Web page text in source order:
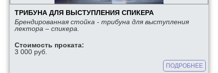
ТРИБУНА ДЛЯ ВЫСТУПЛЕНИЯ СПИКЕРА
Брендированная стойка - трибуна для выступления
лектора – спикера.
Стоимость проката:
3 000 руб.
ПОДРОБНЕЕ